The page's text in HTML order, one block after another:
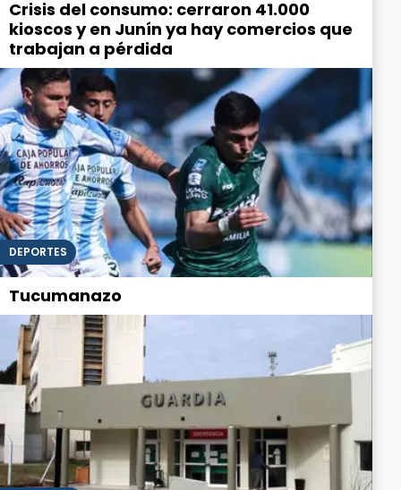
Crisis del consumo: cerraron 41.000
kioscos y en Junín ya hay comercios que
trabajan a pérdida
DEPORTES
Tucumanazo